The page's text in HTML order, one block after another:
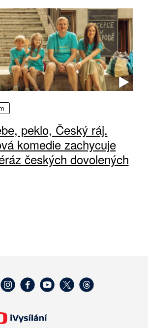
peklo, Český ráj.
komedie zachycuje
českých dovolených